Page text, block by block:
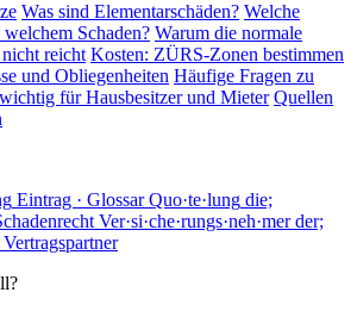
Was sind Elementarschäden? Welche
Schaden? Warum die normale
reicht Kosten: ZÜRS-Zonen bestimmen
und Obliegenheiten Häufige Fragen zu
für Hausbesitzer und Mieter Quellen
Eintrag · Glossar Quo·te·lung die;
Ver·si·che·rungs·neh·mer der;